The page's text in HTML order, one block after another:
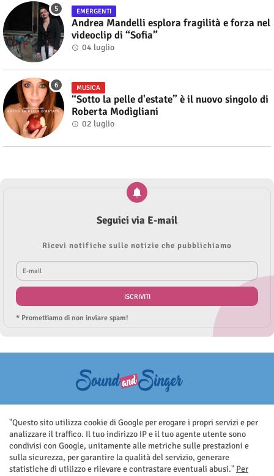
EMERGENTI
Andrea Mandelli esplora fragilità e forza nel
videoclip di “Sofia”
04 luglio
MUSICA
“Sotto la pelle d'estate” è il nuovo singolo di
Roberta Modìgliani
02 luglio
Seguici via E-mail
Ricevi notifiche sulle notizie che pubblichiamo
* Promettiamo di non inviare spam!
aggiornato senza nessuna periodicità. Non può pertanto considerarsi
un prodotto editoriale ai sensi della legge n.62 del 7.03.2001
"Questo sito utilizza cookie di Google per erogare i propri servizi e per
analizzare il traffico. Il tuo indirizzo IP e il tuo agente utente sono
condivisi con Google, unitamente alle metriche sulle prestazioni e
sulla sicurezza, per garantire la qualità del servizio, generare
statistiche di utilizzo e rilevare e contrastare eventuali abusi." Per